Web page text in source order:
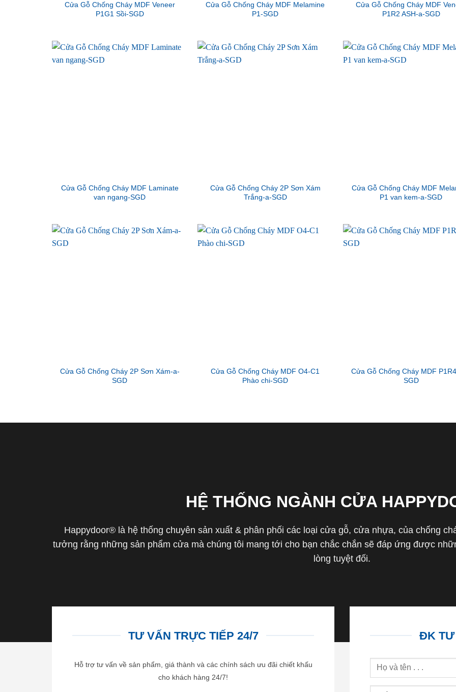
Cửa Gỗ Chống Cháy MDF Veneer
P1G1 Sồi-SGD
Cửa Gỗ Chống Cháy MDF Melamine
P1-SGD
Cửa Gỗ Chống Cháy MDF
P1R2 ASH-a-SGD
Cửa Gỗ Chống Cháy MDF Laminate
van ngang-SGD
Cửa Gỗ Chống Cháy 2P Sơn Xám
Trắng-a-SGD
Cửa Gỗ Chống Cháy MDF
P1 van kem-a-SGD
Cửa Gỗ Chống Cháy 2P Sơn Xám-a-
SGD
Cửa Gỗ Chống Cháy MDF O4-C1
Phào chi-SGD
Cửa Gỗ Chống Cháy MDF
SGD
HỆ THỐNG NGÀNH CỬA
Happydoor® là hệ thống chuyên sản xuất & phân phối các loại cửa gỗ, cửa nhựa, của chống
tưởng rằng những sản phẩm cửa mà chúng tôi mang tới cho bạn chắc chắn sẽ đáp ứng được
lòng tuyệt đối.
TƯ VẤN TRỰC TIẾP 24/7
Hỗ trợ tư vấn về sản phẩm, giá thành và các chính sách ưu đãi chiết khấu
cho khách hàng 24/7!
ĐK TƯ